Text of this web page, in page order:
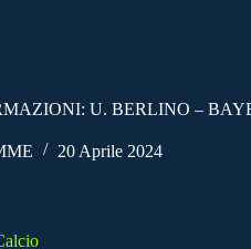
U. BERLINO –
20 Aprile 2024